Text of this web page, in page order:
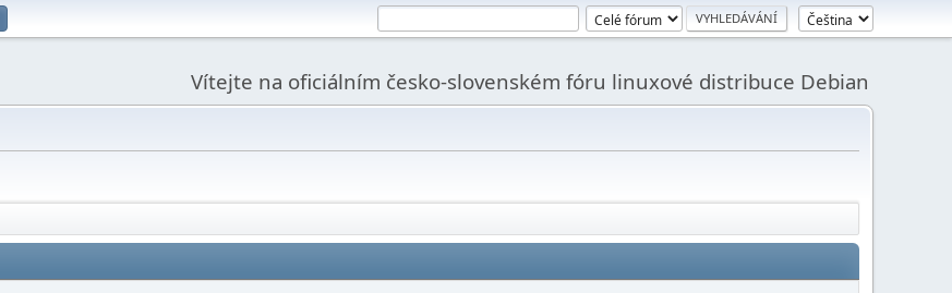
Vítejte na oficiálním česko-slovenském fóru linuxové distribuce Debian